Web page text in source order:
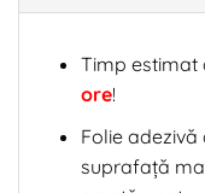
Timp estimat
ore!
Folie adezivă
suprafață